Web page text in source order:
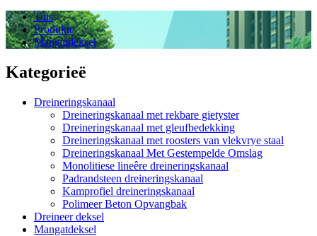
Tuis
Produkte
Mangatdeksel
Kategorieë
Dreineringskanaal
Dreineringskanaal met rekbare gietyster
Dreineringskanaal met gleufbedekking
Dreineringskanaal met roosters van vlekvrye staal
Dreineringskanaal Met Gestempelde Omslag
Monolitiese lineêre dreineringskanaal
Padrandsteen dreineringskanaal
Kamprofiel dreineringskanaal
Polimeer Beton Opvangbak
Dreineer deksel
Mangatdeksel